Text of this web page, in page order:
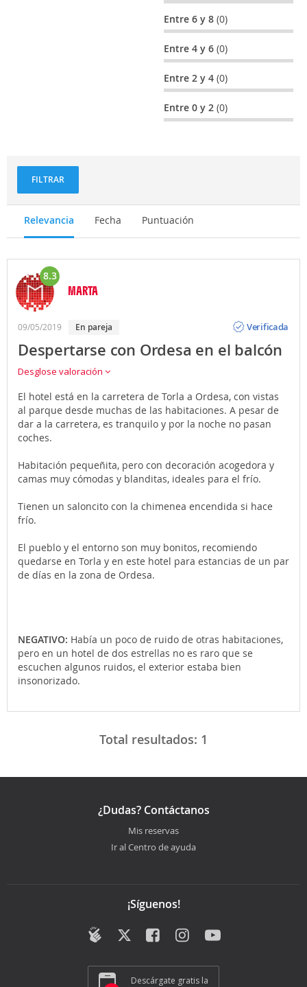
Entre 6 y 8(0)
Entre 4 y 6(0)
Entre 2 y 4(0)
Entre 0 y 2(0)
FILTRAR
Relevancia Fecha Puntuación
8.3
MARTA
09/05/2019 en pareja
Verificada
Despertarse con Ordesa en el balcón
Desglose valoración
El hotel está en la carretera de Torla a Ordesa, con vistas
al parque desde muchas de las habitaciones. A pesar de
dar a la carretera, es tranquilo y por la noche no pasan
coches.
Habitación pequeñita, pero con decoración acogedora y
camas muy cómodas y blanditas, ideales para el frío.
Tienen un saloncito con la chimenea encendida si hace
frío.
El pueblo y el entorno son muy bonitos, recomiendo
quedarse en Torla y en este hotel para estancias de un par
de días en la zona de Ordesa.
NEGATIVO: Había un poco de ruido de otras habitaciones,
pero en un hotel de dos estrellas no es raro que se
escuchen algunos ruidos, el exterior estaba bien
insonorizado.
Total resultados: 1
¿Dudas? Contáctanos
Mis reservas
Ir al Centro de ayuda
¡Síguenos!
Descárgate gratis la